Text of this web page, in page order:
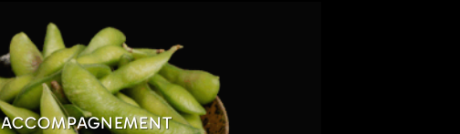
ACCOMPAGNEMENT